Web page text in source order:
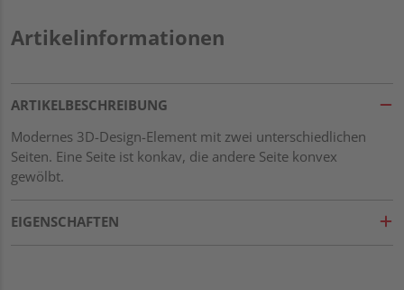
Artikelinformationen
ARTIKELBESCHREIBUNG
Modernes 3D-Design-Element mit zwei unterschiedlichen
Seiten. Eine Seite ist konkav, die andere Seite konvex
gewölbt.
EIGENSCHAFTEN